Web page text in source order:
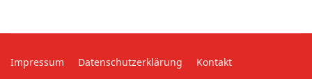
Impressum Datenschutzerklärung Kontakt